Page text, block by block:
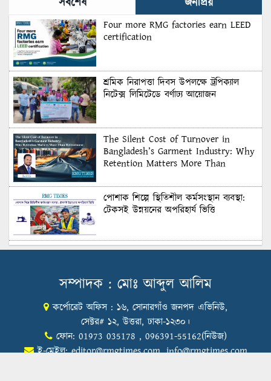
Four more RMG factories earn LEED
certification
শ্রমিক নিরাপত্তা দিবস উপলক্ষে ট্রপিক্যাল
নিটেক্স লিমিটেডে বর্ণাঢ্য আয়োজন
The Silent Cost of Turnover in
Bangladesh’s Garment Industry: Why
Retention Matters More Than
পোশাক শিল্পে স্থিতিশীল কর্মসংস্থান ব্যবস্থা:
টেকসই উন্নয়নের অপরিহার্য ভিত্তি
শুল্কের দেয়াল ভাঙার সুযোগ: মার্কিন বাজারে
Honoring Excellence: Texstream
Fashion Ltd. Rewards Best Workers–
2026
সম্পাদক : মোঃ আব্দুল আলিম
কর্পোরেট অফিস : ১৬, সোনারগাঁও জনপদ এভিনিউ,
সেক্টর# ১২, উত্তরা, ঢাকা-১২৩০।
ফোন: 01973 035178 , 096391-55162(নিউজ)
ই-মেইল:editor@rmgtimes.com,info@rmgtimes.com